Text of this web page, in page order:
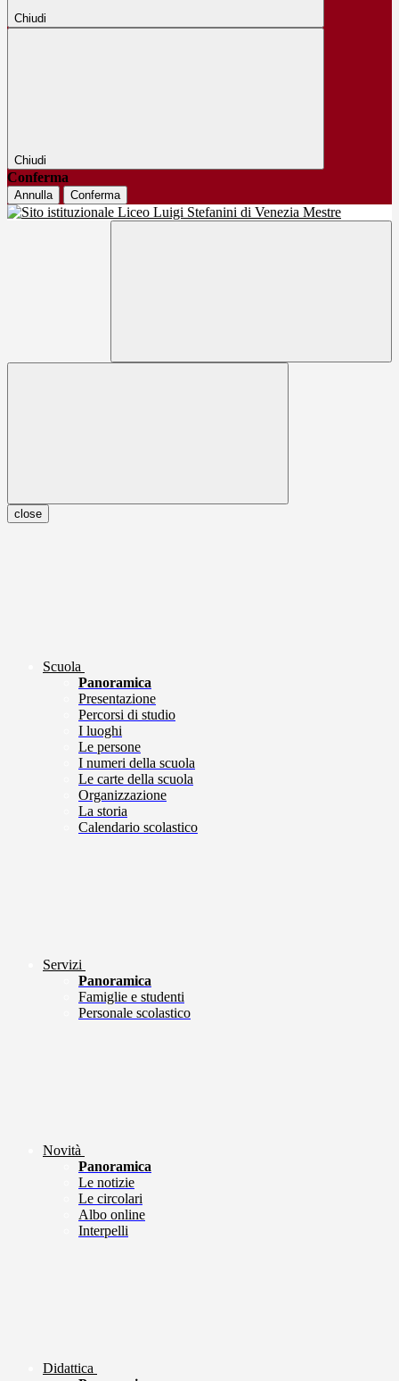
Chiudi
Chiudi
Conferma
Annulla Conferma
close
Scuola
Panoramica
Presentazione
Percorsi di studio
I luoghi
Le persone
I numeri della scuola
Le carte della scuola
Organizzazione
La storia
Calendario scolastico
Servizi
Panoramica
Famiglie e studenti
Personale scolastico
Novità
Panoramica
Le notizie
Le circolari
Albo online
Interpelli
Didattica